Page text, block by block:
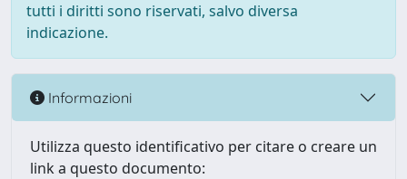
tutti i diritti sono riservati, salvo diversa
indicazione.
Informazioni
Utilizza questo identificativo per citare o creare un
link a questo documento: